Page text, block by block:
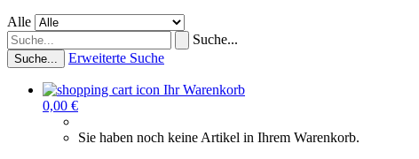
Alle
Suche...
Suche... Erweiterte Suche
Ihr Warenkorb
0,00 €
Sie haben noch keine Artikel in Ihrem Warenkorb.